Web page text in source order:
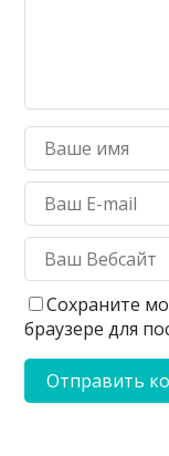
Сохраните
браузере для